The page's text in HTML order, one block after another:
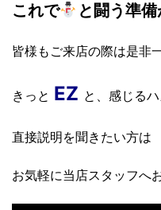
これで と闘う準備
皆様もご来店の際は是
きっと EZ と、感じる
直接説明を聞きたい方は
お気軽に当店スタッフへ